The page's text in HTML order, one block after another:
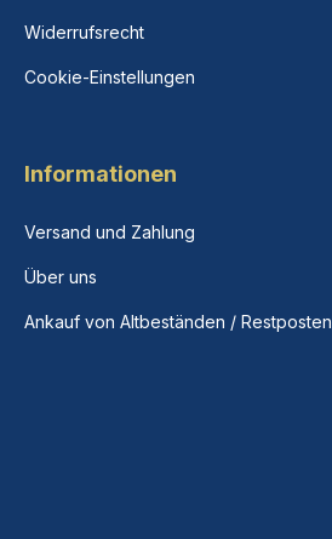
Widerrufsrecht
Cookie-Einstellungen
Informationen
Versand und Zahlung
Über uns
Ankauf von Altbeständen / Restposten